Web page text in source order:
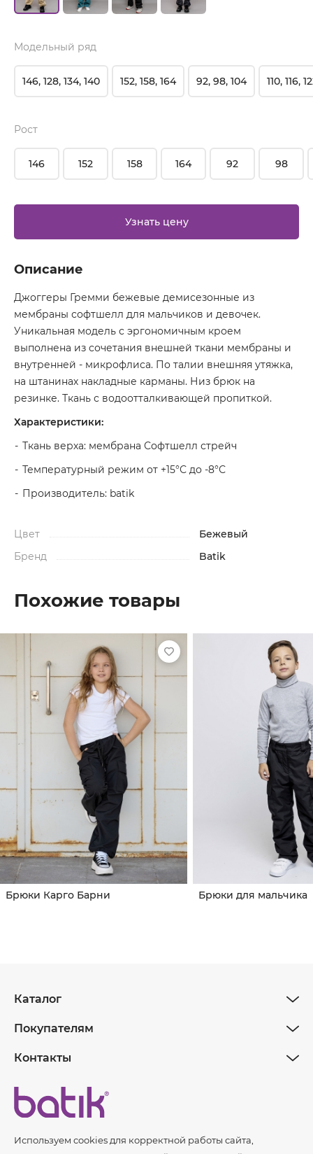
Модельный ряд
146, 128, 134, 140 152, 158, 164 92, 98, 104 110, 116,
Рост
146 152 158 164 92 98
Узнать цену
Описание
Джоггеры Гремми бежевые демисезонные из
мембраны софтшелл для мальчиков и девочек.
Уникальная модель с эргономичным кроем
выполнена из сочетания внешней ткани мембраны и
внутренней - микрофлиса. По талии внешняя утяжка,
на штанинах накладные карманы. Низ брюк на
резинке. Ткань с водоотталкивающей пропиткой.
Характеристики:
Ткань верха: мембрана Софтшелл стрейч
Температурный режим от +15°С до -8°С
Производитель: batik
Цвет
Бежевый
Бренд
Batik
Похожие товары
Брюки Карго Барни Брюки для мальчика
Используем cookies для корректной работы сайта,
Каталог
Покупателям
Контакты